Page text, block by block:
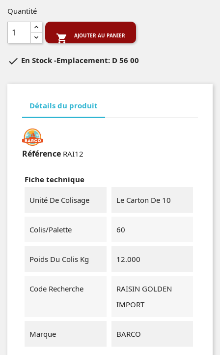
Quantité
 AJOUTER AU PANIER
 En Stock -Emplacement: D 56 00
Détails du produit
Référence RAI12
Fiche technique
Unité De Colisage Le Carton De 10
Colis/Palette 60
Poids Du Colis Kg 12.000
Code Recherche
RAISIN GOLDEN
IMPORT
Marque BARCO